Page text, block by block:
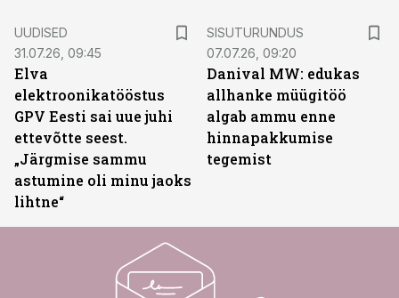
UUDISED
31.07.26, 09:45
Elva
elektroonikatööstus
GPV Eesti sai uue juhi
ettevõtte seest.
„Järgmise sammu
astumine oli minu jaoks
lihtne“
SISUTURUNDUS
07.07.26, 09:20
Danival MW: edukas
allhanke müügitöö
algab ammu enne
hinnapakkumise
tegemist